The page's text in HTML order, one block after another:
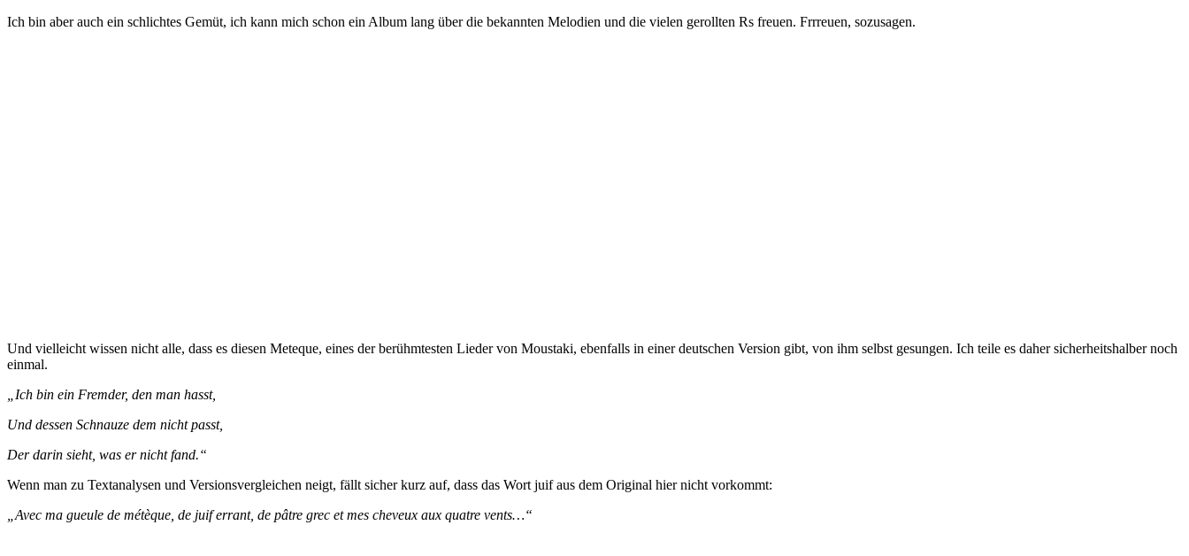
Ich bin aber auch ein schlichtes Gemüt, ich kann mich schon ein Album lang über die bekannten Melodien und die vielen gerollten Rs freuen. Frrreuen, sozusagen.
Und vielleicht wissen nicht alle, dass es diesen Meteque, eines der berühmtesten Lieder von Moustaki, ebenfalls in einer deutschen Version gibt, von ihm selbst gesungen. Ich teile es daher sicherheitshalber noch
einmal.
„Ich bin ein Fremder, den man hasst,
Und dessen Schnauze dem nicht passt,
Der darin sieht, was er nicht fand.“
Wenn man zu Textanalysen und Versionsvergleichen neigt, fällt sicher kurz auf, dass das Wort juif aus dem Original hier nicht vorkommt:
„Avec ma gueule de métèque, de juif errant, de pâtre grec et mes cheveux aux quatre vents…“